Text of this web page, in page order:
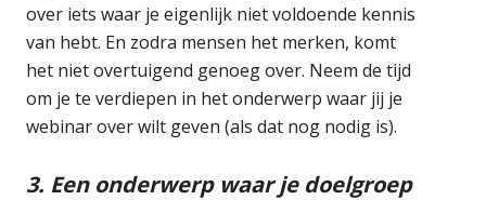
over iets waar je eigenlijk niet voldoende kennis
van hebt. En zodra mensen het merken, komt
het niet overtuigend genoeg over. Neem de tijd
om je te verdiepen in het onderwerp waar jij je
webinar over wilt geven (als dat nog nodig is).
3. Een onderwerp waar je doelgroep